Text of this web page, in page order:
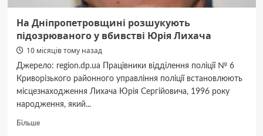
На Дніпропетровщині розшукують
підозрюваного у вбивстві Юрія Лихача
10 місяців тому назад
Джерело: region.dp.ua Працівники відділення поліції № 6
Криворізького районного управління поліції встановлюють
місцезнаходження Лихача Юрія Сергійовича, 1996 року
народження, який...
БільшеДокладніше